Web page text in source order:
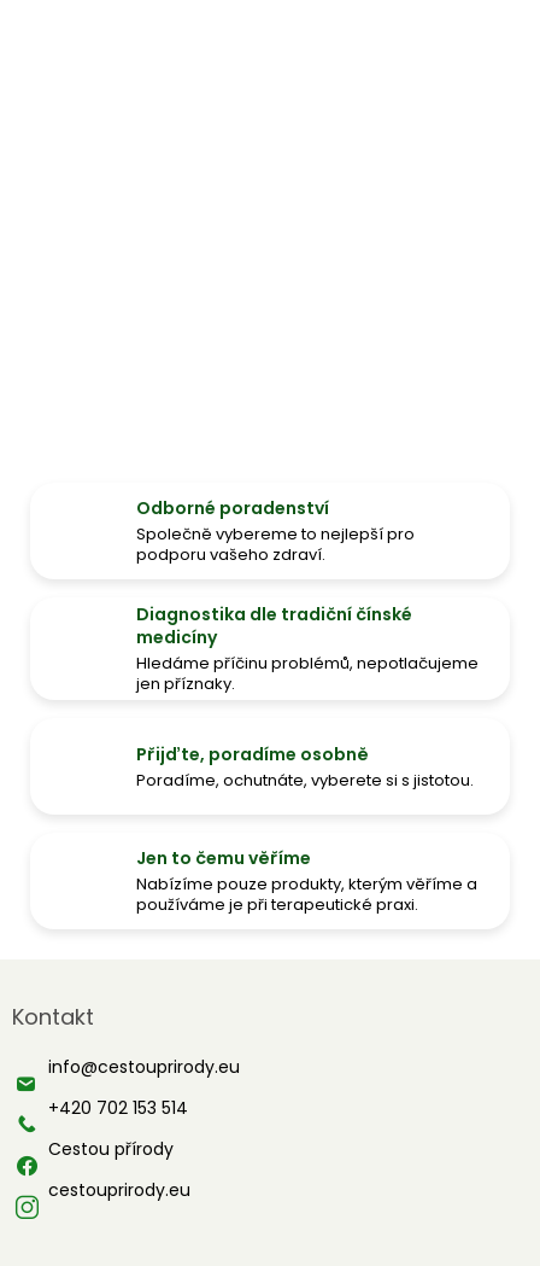
Odborné poradenství
Společně vybereme to nejlepší pro
podporu vašeho zdraví.
Diagnostika dle tradiční čínské
medicíny
Hledáme příčinu problémů, nepotlačujeme
jen příznaky.
Přijďte, poradíme osobně
Poradíme, ochutnáte, vyberete si s jistotou.
Jen to čemu věříme
Nabízíme pouze produkty, kterým věříme a
používáme je při terapeutické praxi.
p
t
Kontakt
info@cestouprirody.eu
+420 702 153 514
Cestou přírody
cestouprirody.eu